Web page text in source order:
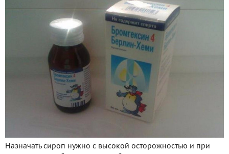
Назначать сироп нужно с высокой осторожностью и при